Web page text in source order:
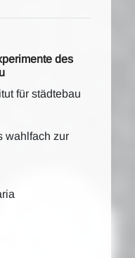
des
für städtebau
wahlfach zur